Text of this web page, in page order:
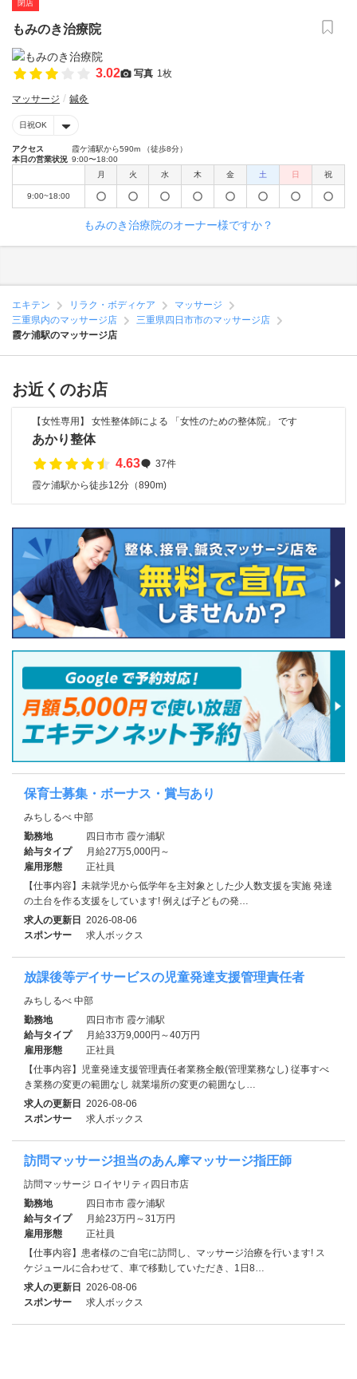
閉店
もみのき治療院
3.02 写真 1枚
マッサージ 鍼灸
日祝OK
アクセス
霞ケ浦駅から590m （徒歩8分）
本日の営業状況 9:00〜18:00
月
火 水 木 金 土 日 祝
9:00~18:00
もみのき治療院のオーナー様ですか？
エキテン リラク・ボディケア
マッサージ
三重県内のマッサージ店
三重県四日市市のマッサージ店
霞ケ浦駅のマッサージ店
お近くのお店
【女性専用】 女性整体師による 「女性のための整体院」 です
あかり整体
4.63
37件
霞ケ浦駅から徒歩12分（890m)
保育士募集・ボーナス・賞与あり
みちしるべ 中部
勤務地
四日市市 霞ケ浦駅
給与タイプ
月給27万5,000円～
雇用形態
正社員
【仕事内容】未就学児から低学年を主対象とした少人数支援を実施 発達
の土台を作る支援をしています! 例えば子どもの発…
求人の更新日 2026-08-06
スポンサー
求人ボックス
放課後等デイサービスの児童発達支援管理責任者
みちしるべ 中部
勤務地
四日市市 霞ケ浦駅
給与タイプ
月給33万9,000円～40万円
雇用形態
正社員
【仕事内容】児童発達支援管理責任者業務全般(管理業務なし) 従事すべ
き業務の変更の範囲なし 就業場所の変更の範囲なし…
求人の更新日 2026-08-06
スポンサー
求人ボックス
訪問マッサージ担当のあん摩マッサージ指圧師
訪問マッサージ ロイヤリティ四日市店
勤務地
四日市市 霞ケ浦駅
給与タイプ
月給23万円～31万円
雇用形態
正社員
【仕事内容】患者様のご自宅に訪問し、マッサージ治療を行います! ス
ケジュールに合わせて、車で移動していただき、1日8…
求人の更新日 2026-08-06
スポンサー
求人ボックス